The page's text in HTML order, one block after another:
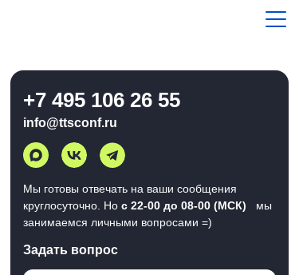
+7 495 106 26 55
info@ttsconf.ru
Мы готовы отвечать на ваши сообщения
круглосуточно. Но с 22-00 до 08-00 (МСК)
мы
занимаемся личными вопросами =)
Задать вопрос